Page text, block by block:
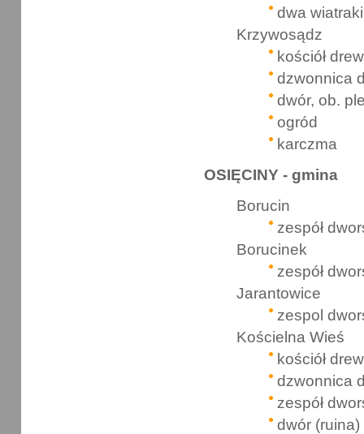
dwa
Krzywosądz
kościół
dzwonnica
dwór, ob.
ogród
karczma
OSIĘCINY - gmina
Borucin
zespół
Borucinek
zespół
Jarantowice
zespol
Kościelna Wieś
kościół
dzwonnica
zespół
dwór (ruina)